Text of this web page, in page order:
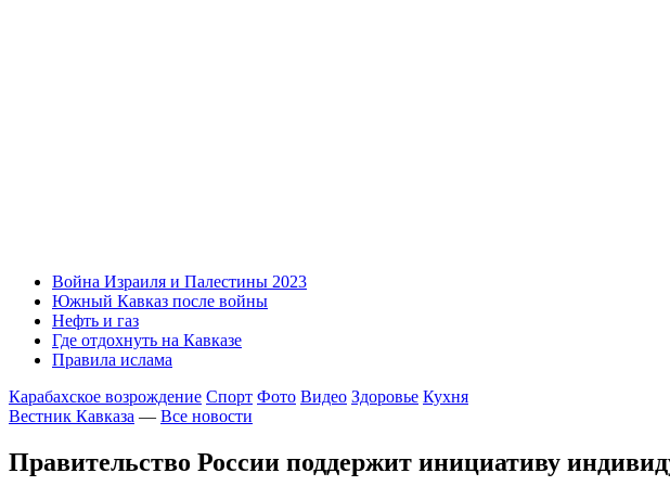
Война Израиля и Палестины 2023
Южный Кавказ после войны
Нефть и газ
Где отдохнуть на Кавказе
Правила ислама
Карабахское возрождение Спорт Фото Видео Здоровье Кухня
Вестник Кавказа — Все новости
Правительство России поддержит инициативу